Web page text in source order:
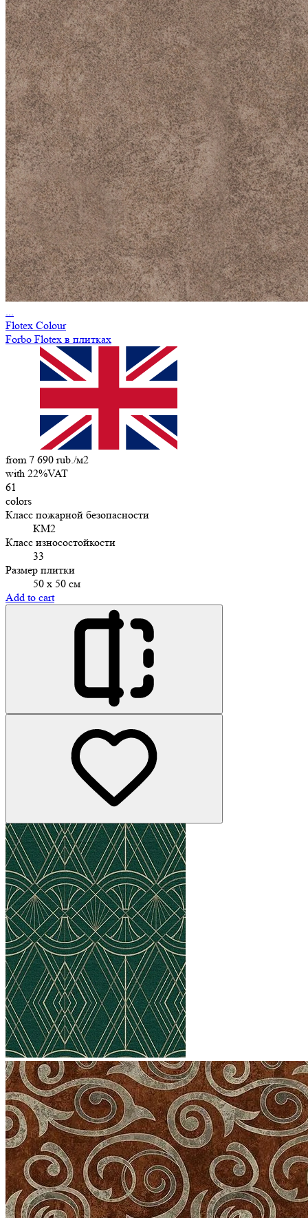
...
Flotex Colour
Forbo Flotex в плитках
from 7 690 rub./м2
with 22%VAT
61
colors
Класс пожарной безопасности
КМ2
Класс износостойкости
33
Размер плитки
50 х 50 см
Add to cart